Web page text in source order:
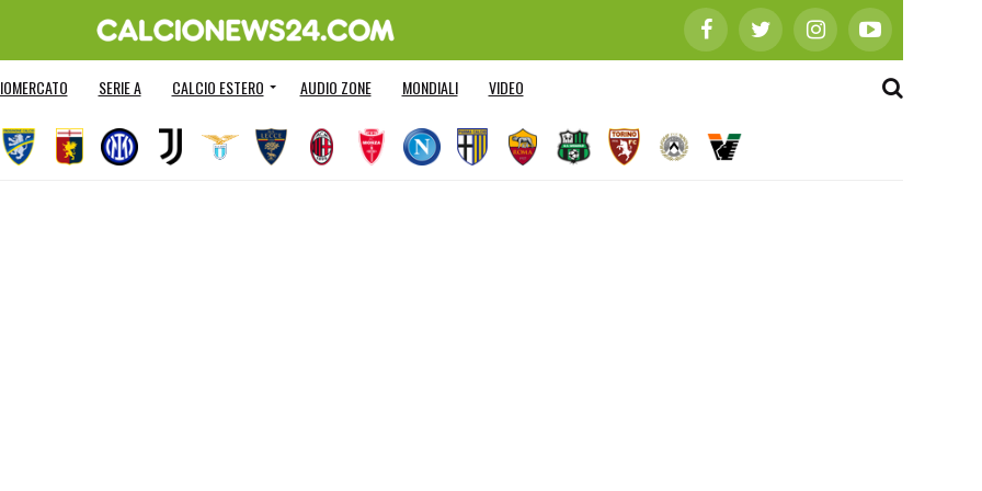
SERIE A CALCIO ESTERO AUDIO ZONE MONDIALI VIDEO